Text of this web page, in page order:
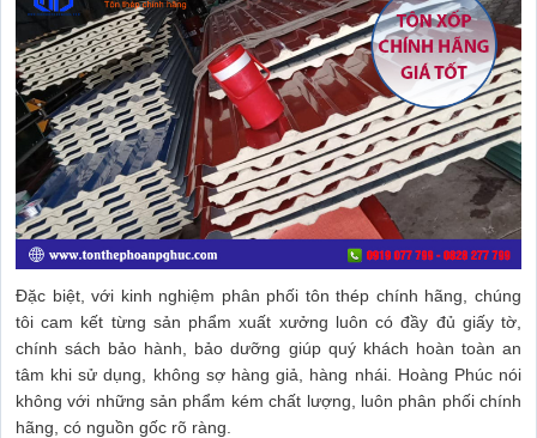
Đặc biệt, với kinh nghiệm phân phối tôn thép chính hãng, chúng
tôi cam kết từng sản phẩm xuất xưởng luôn có đầy đủ giấy tờ,
chính sách bảo hành, bảo dưỡng giúp quý khách hoàn toàn an
tâm khi sử dụng, không sợ hàng giả, hàng nhái. Hoàng Phúc nói
không với những sản phẩm kém chất lượng, luôn phân phối chính
hãng, có nguồn gốc rõ ràng.